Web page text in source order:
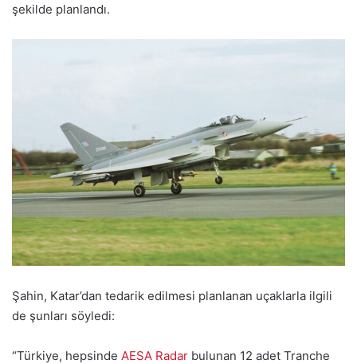
şekilde planlandı.
Şahin, Katar’dan tedarik edilmesi planlanan uçaklarla ilgili
de şunları söyledi:
“Türkiye, hepsinde AESA Radar bulunan 12 adet Tranche